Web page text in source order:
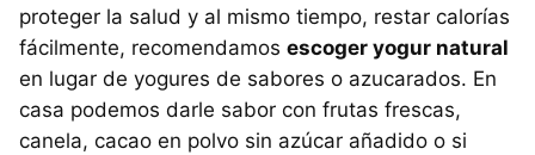
proteger la salud y al mismo tiempo, restar calorías
fácilmente, recomendamos escoger yogur natural
en lugar de yogures de sabores o azucarados. En
casa podemos darle sabor con frutas frescas,
canela, cacao en polvo sin azúcar añadido o si